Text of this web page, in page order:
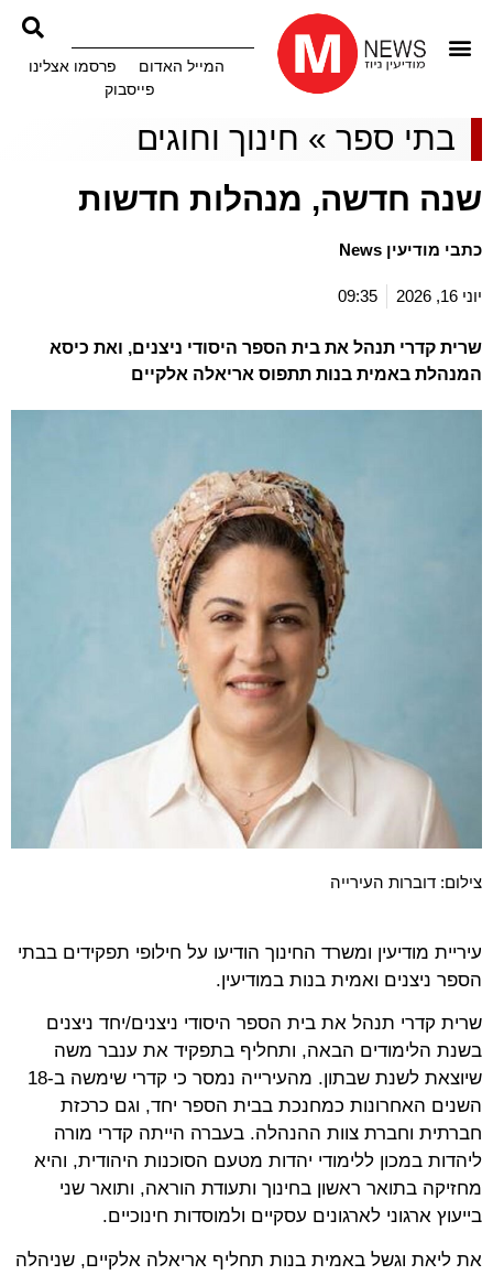
המייל האדום
פרסמו אצלינו
פייסבוק
בתי ספר» חינוך וחוגים
שנה חדשה, מנהלות חדשות
כתבי מודיעין News
יוני 16, 2026 09:35
שרית קדרי תנהל את בית הספר היסודי ניצנים, ואת כיסא
המנהלת באמית בנות תתפוס אריאלה אלקיים
צילום: דוברות העירייה
עיריית מודיעין ומשרד החינוך הודיעו על חילופי תפקידים בבתי
הספר ניצנים ואמית בנות במודיעין.
שרית קדרי תנהל את בית הספר היסודי ניצנים/יחד ניצנים
בשנת הלימודים הבאה, ותחליף בתפקיד את ענבר משה
שיוצאת לשנת שבתון. מהעירייה נמסר כי קדרי שימשה ב-18
השנים האחרונות כמחנכת בבית הספר יחד, וגם כרכזת
חברתית וחברת צוות ההנהלה. בעברה הייתה קדרי מורה
ליהדות במכון ללימודי יהדות מטעם הסוכנות היהודית, והיא
מחזיקה בתואר ראשון בחינוך ותעודת הוראה, ותואר שני
בייעוץ ארגוני לארגונים עסקיים ולמוסדות חינוכיים.
את ליאת וגשל באמית בנות תחליף אריאלה אלקיים, שניהלה